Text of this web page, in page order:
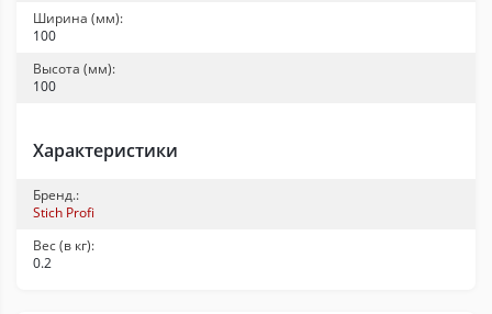
Ширина (мм):
100
Высота (мм):
100
Характеристики
Бренд.:
Stich Profi
Вес (в кг):
0.2